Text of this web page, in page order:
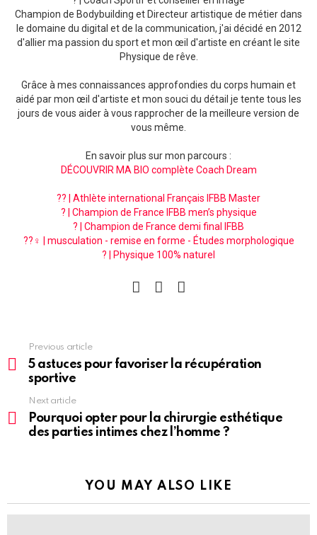
Champion de Bodybuilding et Directeur artistique de métier dans
le domaine du digital et de la communication, j'ai décidé en 2012
d'allier ma passion du sport et mon œil d'artiste en créant le site
Physique de rêve.
Grâce à mes connaissances approfondies du corps humain et
aidé par mon œil d'artiste et mon souci du détail je tente tous les
jours de vous aider à vous rapprocher de la meilleure version de
vous même.
En savoir plus sur mon parcours :
DÉCOUVRIR MA BIO complète Coach Dream
?? | Athlète international Français IFBB Master
? | Champion de France IFBB men’s physique
? | Champion de France demi final IFBB
??‍♀️ | musculation - remise en forme - Études morphologique
? | Physique 100% naturel
more
Previous article
5 astuces pour favoriser la récupération
sportive
Next article
Pourquoi opter pour la chirurgie esthétique
des parties intimes chez l’homme ?
YOU MAY ALSO LIKE